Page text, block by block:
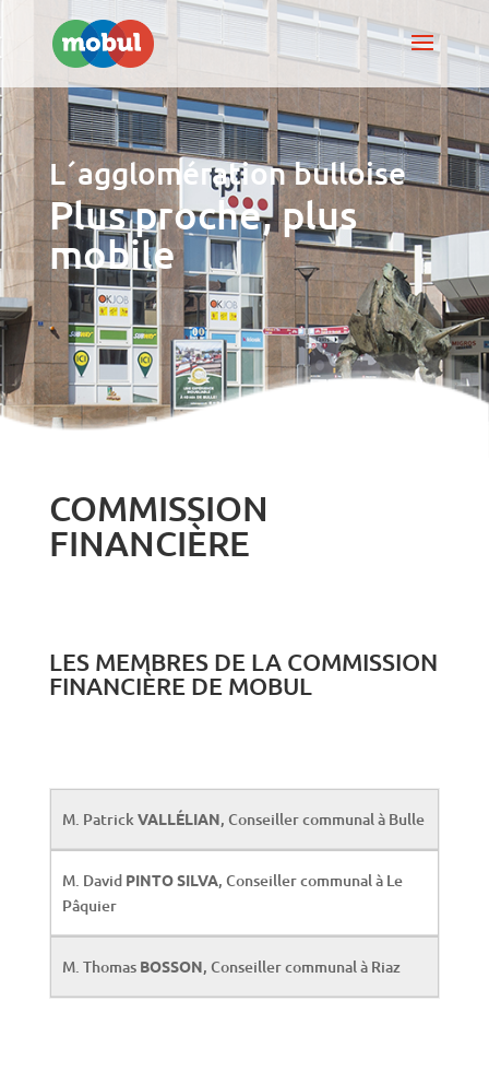
L´agglomération bulloise
Plus proche, plus
mobile
COMMISSION
FINANCIÈRE
LES MEMBRES DE LA COMMISSION
FINANCIÈRE DE MOBUL
M. PatrickVALLÉLIAN, Conseiller communal à Bulle
M. David PINTO SILVA, Conseiller communal à Le
Pâquier
M. Thomas BOSSON, Conseiller communal à Riaz